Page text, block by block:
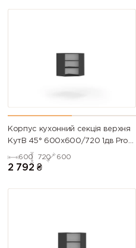
Корпус кухонний секцiя верхня
КутВ 45° 600х600/720 1дв Pro
600 720 600
2 792 ₴